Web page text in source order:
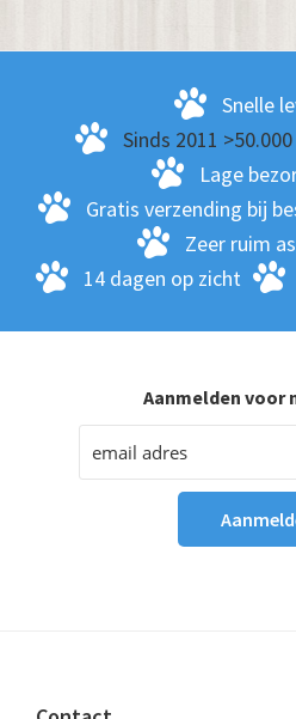
Snelle
Sinds 2011
Lage
Gratis verzending bij
Zeer ruim
14 dagen op zicht
Aanmelden voor